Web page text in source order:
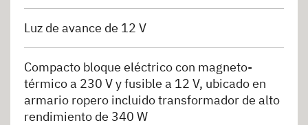
Luz de avance de 12 V
Compacto bloque eléctrico con magneto-
térmico a 230 V y fusible a 12 V, ubicado en
armario ropero incluido transformador de alto
rendimiento de 340 W